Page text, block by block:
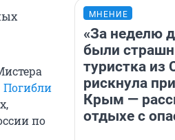
Погибли
по
МНЕНИЕ
«За неделю
были
туристка из
рискнула
Крым —
отдыхе с